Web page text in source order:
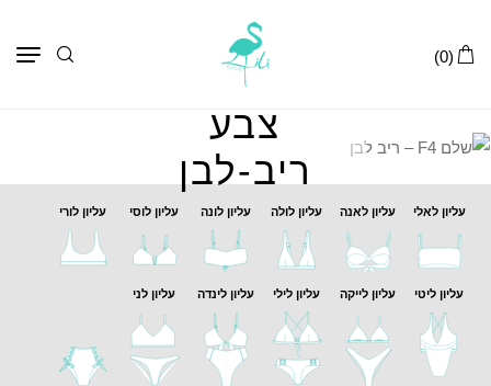
(0)
צבע
ריב-לבן
עליון לאלי עליון לאנה עליון לולה עליון לונה עליון לוסי עליון לורי
עליון ליטי עליון לייקה עליון לילי עליון לינדה עליון לני